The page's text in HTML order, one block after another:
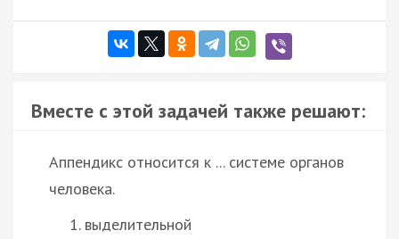
Вместе с этой задачей также решают:
Аппендикс относится к ... системе органов
человека.
выделительной